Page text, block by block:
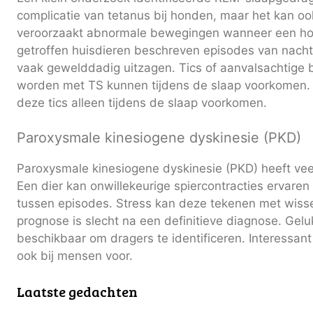
complicatie van tetanus bij honden, maar het kan
veroorzaakt abnormale bewegingen wanneer een
getroffen huisdieren beschreven episodes van
vaak gewelddadig uitzagen. Tics of aanvalsachtige
worden met TS kunnen tijdens de slaap
deze tics alleen tijdens de slaap voorkomen.
Paroxysmale kinesiogene dyskinesie (PKD)
Paroxysmale kinesiogene dyskinesie (PKD) heeft
Een dier kan onwillekeurige spiercontracties
tussen episodes. Stress kan deze tekenen met
prognose is slecht na een definitieve diagnose.
beschikbaar om dragers te identificeren.
ook bij mensen voor.
Laatste gedachten